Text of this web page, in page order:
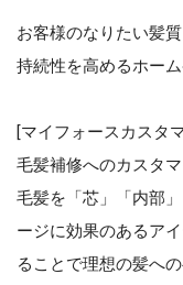
お客様のなりたい髪
持続性を高めるホーム
[マイフォースカスタ
毛髪補修へのカスタ
毛髪を「芯」「内部
ージに効果のあるア
ることで理想の髪へ